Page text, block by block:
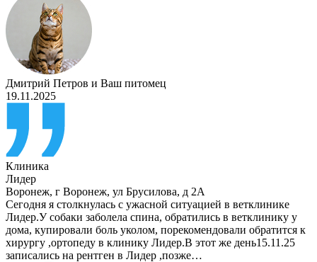
Дмитрий Петров и Ваш питомец
19.11.2025
Клиника
Лидер
Воронеж, г Воронеж, ул Брусилова, д 2А
Сегодня я столкнулась с ужасной ситуацией в ветклинике
Лидер.У собаки заболела спина, обратились в ветклинику у
дома, купировали боль уколом, порекомендовали обратится к
хирургу ,ортопеду в клинику Лидер.В этот же день15.11.25
записались на рентген в Лидер ,позже…